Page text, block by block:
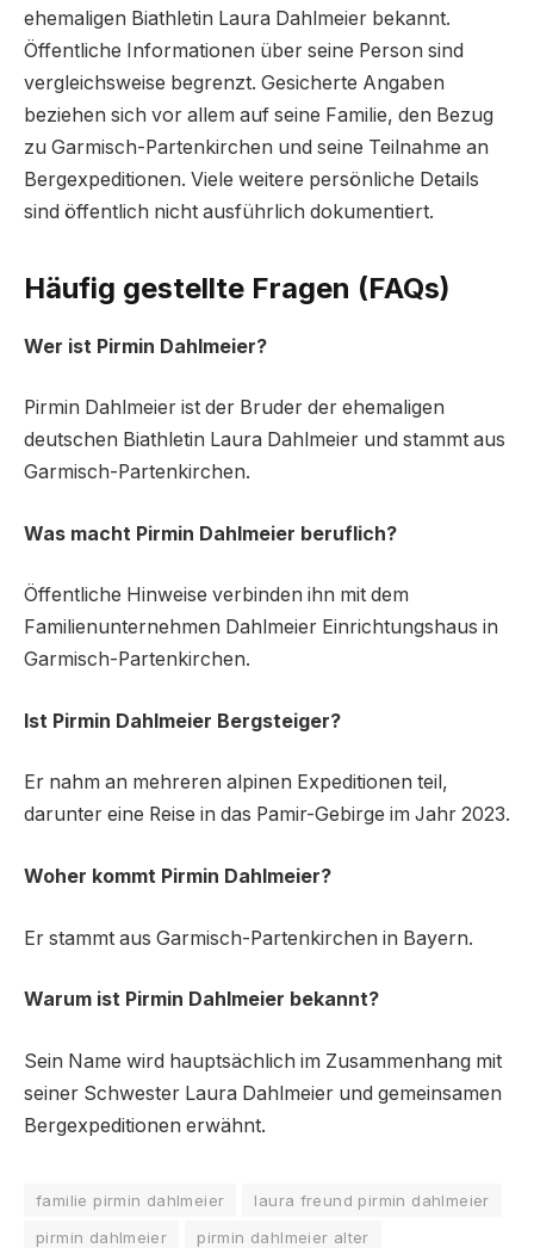
ehemaligen Biathletin Laura Dahlmeier bekannt.
Öffentliche Informationen über seine Person sind
vergleichsweise begrenzt. Gesicherte Angaben
beziehen sich vor allem auf seine Familie, den Bezug
zu Garmisch-Partenkirchen und seine Teilnahme an
Bergexpeditionen. Viele weitere persönliche Details
sind öffentlich nicht ausführlich dokumentiert.
Häufig gestellte Fragen (FAQs)
Wer ist Pirmin Dahlmeier?
Pirmin Dahlmeier ist der Bruder der ehemaligen
deutschen Biathletin Laura Dahlmeier und stammt aus
Garmisch-Partenkirchen.
Was macht Pirmin Dahlmeier beruflich?
Öffentliche Hinweise verbinden ihn mit dem
Familienunternehmen Dahlmeier Einrichtungshaus in
Garmisch-Partenkirchen.
Ist Pirmin Dahlmeier Bergsteiger?
Er nahm an mehreren alpinen Expeditionen teil,
darunter eine Reise in das Pamir-Gebirge im Jahr 2023.
Woher kommt Pirmin Dahlmeier?
Er stammt aus Garmisch-Partenkirchen in Bayern.
Warum ist Pirmin Dahlmeier bekannt?
Sein Name wird hauptsächlich im Zusammenhang mit
seiner Schwester Laura Dahlmeier und gemeinsamen
Bergexpeditionen erwähnt.
familie pirmin dahlmeier
laura freund pirmin dahlmeier
pirmin dahlmeier
pirmin dahlmeier alter